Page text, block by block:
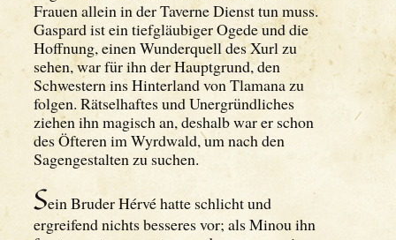
Frauen allein in der Taverne Dienst tun muss.
Gaspard ist ein tiefgläubiger Ogede und die
Hoffnung, einen Wunderquell des Xurl zu
sehen, war für ihn der Hauptgrund, den
Schwestern ins Hinterland von Tlamana zu
folgen. Rätselhaftes und Unergründliches
ziehen ihn magisch an, deshalb war er schon
des Öfteren im Wyrdwald, um nach den
Sagengestalten zu suchen.
Sein Bruder Hérvé hatte schlicht und
ergreifend nichts besseres vor; als Minou ihn